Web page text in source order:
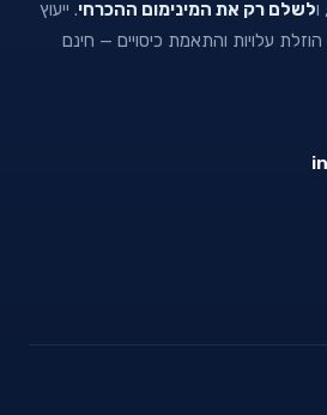
, ולשלם רק את המינימום ההכרחי. ייעוץ
עלויות והתאמת כיסויים — חינם